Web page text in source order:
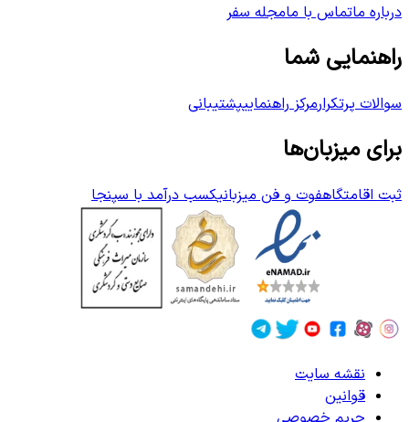
درباره ماتماس با مامجله سفر
راهنمایی شما
سوالات پرتکرارمرکز راهنماییپشتیبانی
برای میزبان‌ها
ثبت اقامتگاهفوت و فن میزبانیکسب درآمد با سپنجا
نقشه سایت
قوانین